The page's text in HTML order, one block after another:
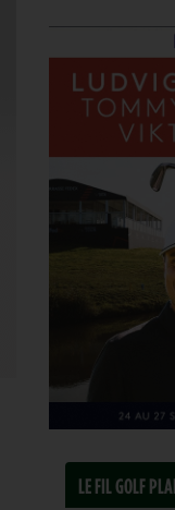
LE FIL GOLF